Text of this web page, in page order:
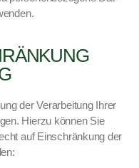
der Ver­ar­beitung Ihrer
Hierzu kön­nen Sie
auf Ein­schränkung der